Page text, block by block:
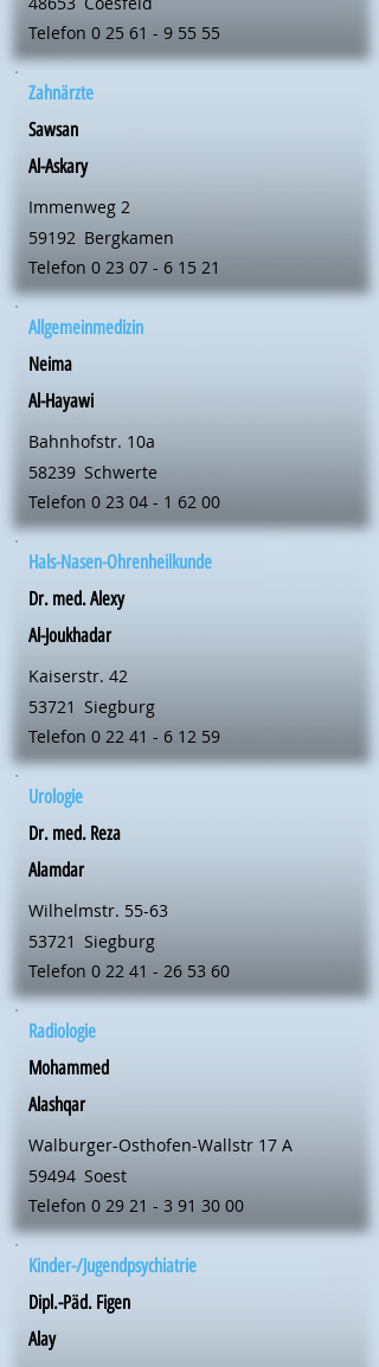
Telefon 0 25 61 - 9 55 55
Zahnärzte
Sawsan
Al-Askary
Immenweg 2
59192 Bergkamen
Telefon 0 23 07 - 6 15 21
Allgemeinmedizin
Neima
Al-Hayawi
Bahnhofstr. 10a
58239 Schwerte
Telefon 0 23 04 - 1 62 00
Hals-Nasen-Ohrenheilkunde
Dr. med. Alexy
Al-Joukhadar
Kaiserstr. 42
53721 Siegburg
Telefon 0 22 41 - 6 12 59
Urologie
Dr. med. Reza
Alamdar
Wilhelmstr. 55-63
53721 Siegburg
Telefon 0 22 41 - 26 53 60
Radiologie
Mohammed
Alashqar
Walburger-Osthofen-Wallstr 17 A
59494 Soest
Telefon 0 29 21 - 3 91 30 00
Kinder-/Jugendpsychiatrie
Dipl.-Päd. Figen
Alay